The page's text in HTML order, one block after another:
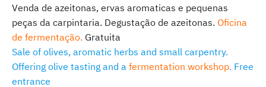
Venda de azeitonas, ervas aromaticas e pequenas
peças da carpintaria. Degustação de azeitonas. Oficina
de fermentação. Gratuita
Sale of olives, aromatic herbs and small carpentry.
Offering olive tasting and a fermentation workshop. Free
entrance